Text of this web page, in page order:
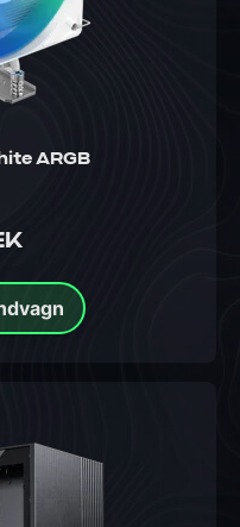
ARGB